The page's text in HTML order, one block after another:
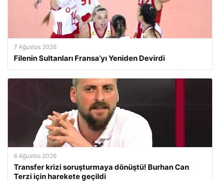
7 Ağustos 2026
Filenin Sultanları Fransa’yı Yeniden Devirdi
6 Ağustos 2026
Transfer krizi soruşturmaya dönüştü! Burhan Can
Terzi için harekete geçildi